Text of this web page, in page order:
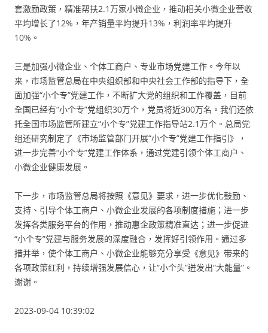
套激励政策，精准帮扶2.1万家小微企业，推动相关小微企业营收
平均增长了12%，年产销量平均提升13%，利润率平均提升
10%。
三是加强小微企业、个体工商户、专业市场党建工作。今年以
来，市场监管总局在中央组织部和中央社会工作部的指导下，全
面加强“小个专”党建工作，不断扩大党的组织和工作覆盖，目前
全国已经有“小个专”党组织30万个，党员将近300万名。我们还依
托全国市场监管所建立“小个专”党建工作指导站2.1万个。总局党
组还研究制定了《市场监管部门开展“小个专”党建工作指引》，
进一步完善“小个专”党建工作体系，通过党建引领个体工商户、
小微企业健康发展。
下一步，市场监管总局将按照《意见》要求，进一步优化鼓励、
支持、引导个体工商户、小微企业发展的各项制度措施；进一步
发挥各类服务平台的作用，推动惠企政策精准直达；进一步促进
“小个专”党建与服务发展的深度融合，发挥好引领作用。通过多
措并举，使个体工商户、小微企业能够充分享受《意见》带来的
各项政策红利，持续增强发展信心，让“小个头”迸发出“大能量”。
谢谢。
2023-09-04 10:39:02